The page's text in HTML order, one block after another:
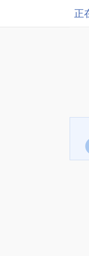
正